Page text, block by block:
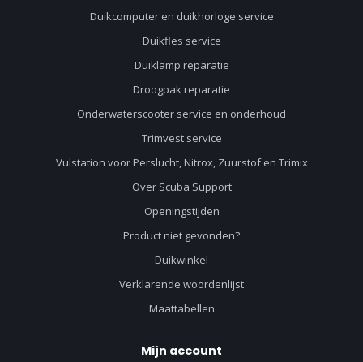
Duikcomputer en duikhorloge service
Duikfles service
Duiklamp reparatie
Droogpak reparatie
Onderwaterscooter service en onderhoud
Trimvest service
Vulstation voor Perslucht, Nitrox, Zuurstof en Trimix
Over Scuba Support
Openingstijden
Product niet gevonden?
Duikwinkel
Verklarende woordenlijst
Maattabellen
Mijn account